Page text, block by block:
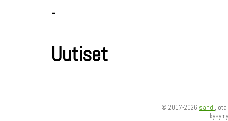
-
Uutiset
© 2017-2026 sandi,